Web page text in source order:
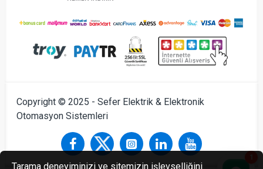
Copyright © 2025 - Sefer Elektrik & Elektronik
Otomasyon Sistemleri
Tarama deneyiminizi ve sitemizin işlevselliğini